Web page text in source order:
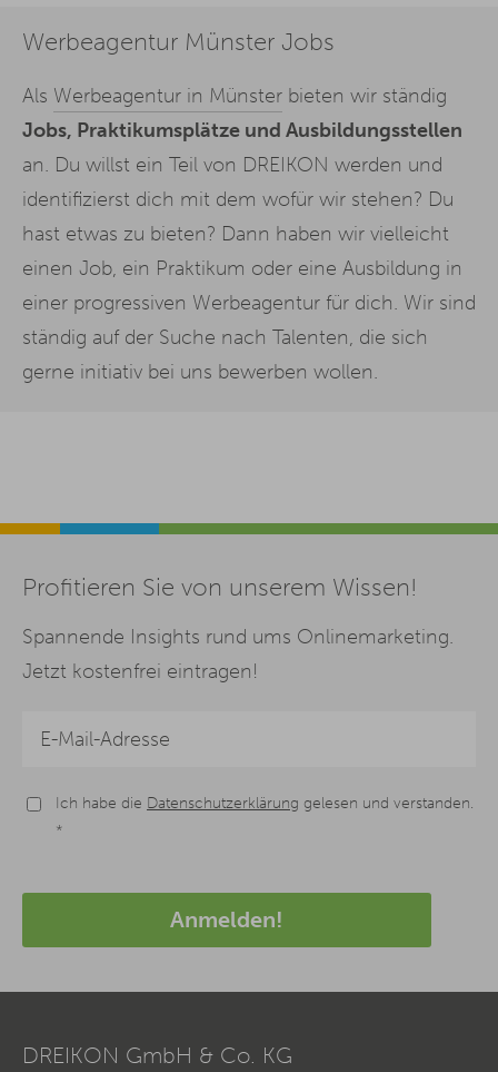
Werbeagentur Münster Jobs
Als Werbeagentur in Münster bieten wir ständig
Jobs, Praktikumsplätze und Ausbildungsstellen
an. Du willst ein Teil von DREIKON werden und
identifizierst dich mit dem wofür wir stehen? Du
hast etwas zu bieten? Dann haben wir vielleicht
einen Job, ein Praktikum oder eine Ausbildung in
einer progressiven Werbeagentur für dich. Wir sind
ständig auf der Suche nach Talenten, die sich
gerne initiativ bei uns bewerben wollen.
Profitieren Sie von unserem Wissen!
Spannende Insights rund ums Onlinemarketing.
Jetzt kostenfrei eintragen!
Ich habe die Datenschutzerklärung gelesen und verstanden.
*
Anmelden!
DREIKON GmbH & Co. KG